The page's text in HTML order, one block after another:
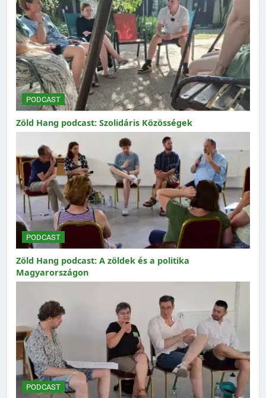
PODCAST
Zöld Hang podcast: Szolidáris Közösségek
PODCAST
Zöld Hang podcast: A zöldek és a politika
Magyarországon
PODCAST